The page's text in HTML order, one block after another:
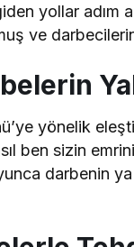
yollar adım
ve
yönelik
ben sizin
darbenin